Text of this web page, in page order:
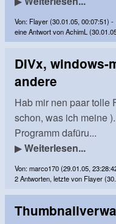
Von: Flayer (30.01.05, 00:07:51) -
eine Antwort von AchimL
DIVx, windows-
andere
Hab mir nen paar tolle
schon, was ich meine
Programm dafüru...
▶Weiterlesen...
Von: marco170 (29.01.05,
2 Antworten, letzte von Flayer